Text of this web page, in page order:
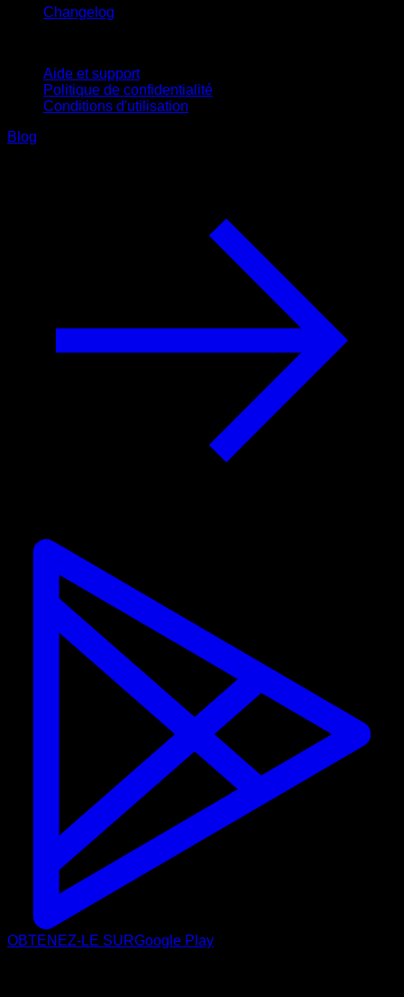
Changelog
Aide et support
Politique de confidentialité
Conditions d'utilisation
Blog
OBTENEZ-LE SURGoogle Play